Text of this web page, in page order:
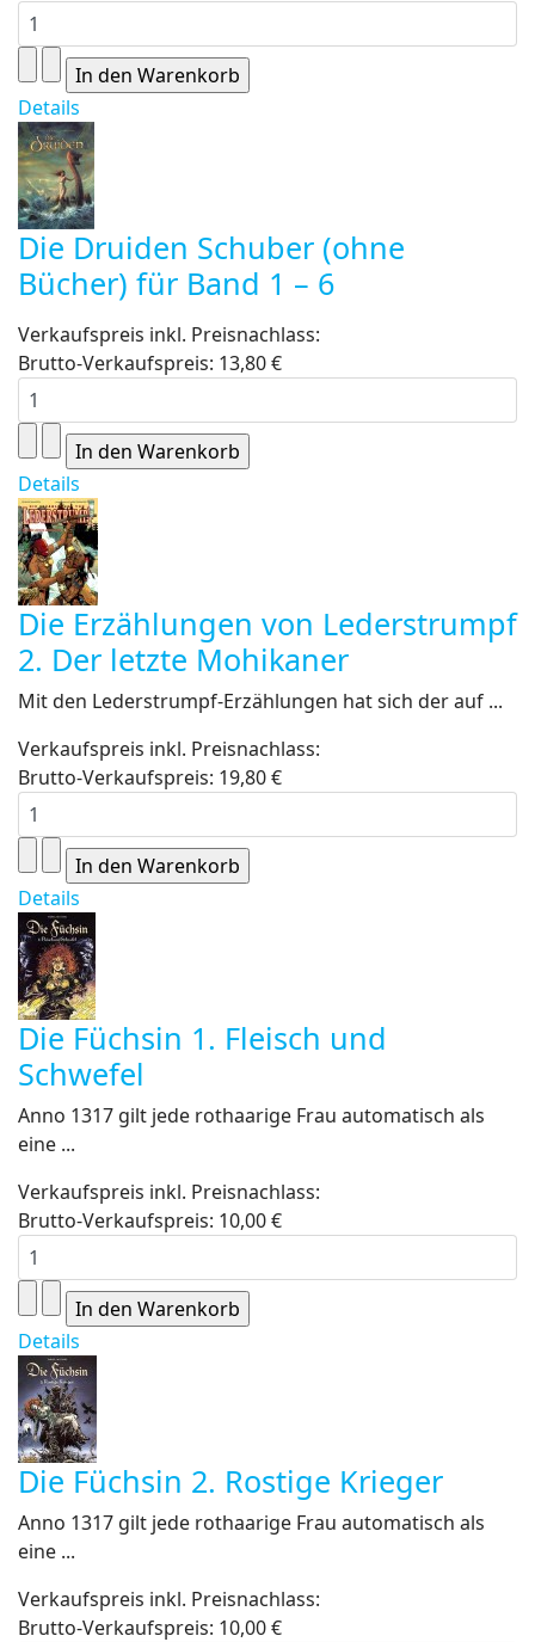
Details
Die Druiden Schuber (ohne
Bücher) für Band 1 – 6
Verkaufspreis inkl. Preisnachlass:
Brutto-Verkaufspreis: 13,80 €
Details
Die Erzählungen von Lederstrumpf
2. Der letzte Mohikaner
Mit den Lederstrumpf-Erzählungen hat sich der auf ...
Verkaufspreis inkl. Preisnachlass:
Brutto-Verkaufspreis: 19,80 €
Details
Die Füchsin 1. Fleisch und
Schwefel
Anno 1317 gilt jede rothaarige Frau automatisch als
eine ...
Verkaufspreis inkl. Preisnachlass:
Brutto-Verkaufspreis: 10,00 €
Details
Die Füchsin 2. Rostige Krieger
Anno 1317 gilt jede rothaarige Frau automatisch als
eine ...
Verkaufspreis inkl. Preisnachlass:
Brutto-Verkaufspreis: 10,00 €